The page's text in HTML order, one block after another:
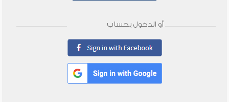
أو الدخول بحساب